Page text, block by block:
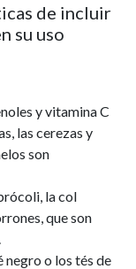
de incluir
su uso
y vitamina C
las cerezas y
son
la col
que son
negro o los tés de